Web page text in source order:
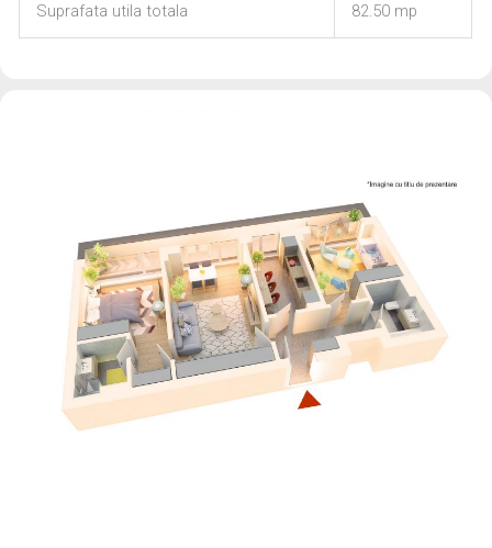
Suprafata utila totala 82.50 mp